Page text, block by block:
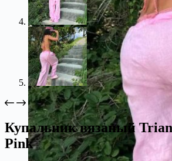
Купальник вязаный
Pink